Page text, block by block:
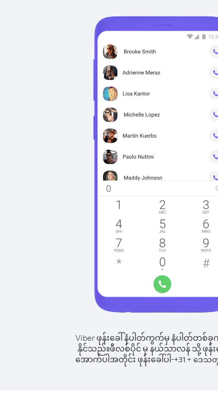
Viber ဖုန်းခေါ်နံပါတ်ကွက်မှ နံပါတ်တစ်ခုကို
နိုင်သည်။ဖီလစ်ပိုင် မှ နယ်သာလန် သို့ ဖုန်း
အောက်ပါအတိုင်း ဖုန်းခေါ်ပါ-+31+ ဒေသတွ